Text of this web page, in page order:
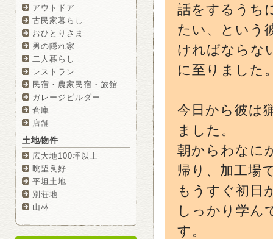
話をするうち
たい、という
ければならな
に至りました
今日から彼は
ました。
朝からわなに
帰り、加工場
もうすぐ初日
しっかり学ん
す。
アウトドア
古民家暮らし
おひとりさま
男の隠れ家
二人暮らし
レストラン
民宿・農家民宿・旅館
ガレージビルダー
倉庫
店舗
土地物件
広大地100坪以上
眺望良好
平坦土地
別荘地
山林